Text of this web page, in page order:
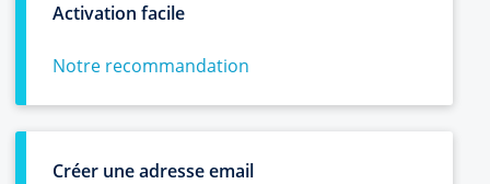
Activation facile
Notre recommandation
Créer une adresse email